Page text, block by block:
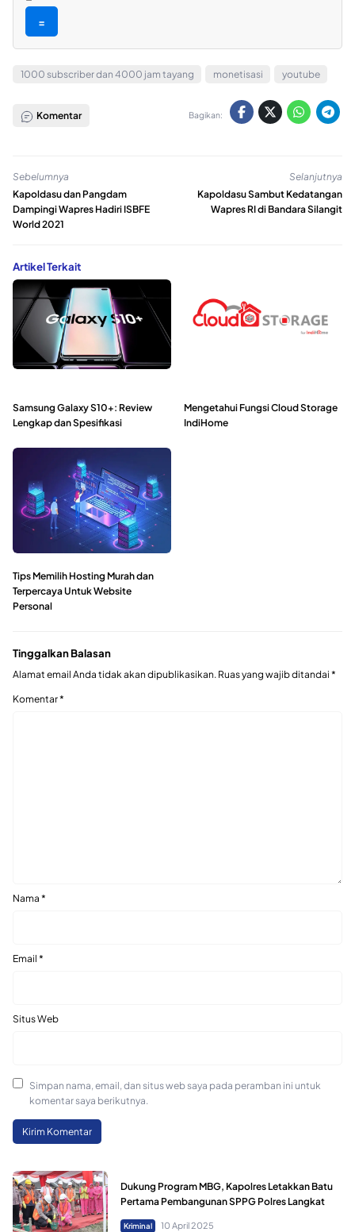
=
1000 subscriber dan 4000 jam tayang monetisasi youtube
Komentar Bagikan:
Sebelumnya
Kapoldasu dan Pangdam
Dampingi Wapres Hadiri ISBFE
World 2021
Selanjutnya
Kapoldasu Sambut Kedatangan
Wapres RI di Bandara Silangit
Artikel Terkait
Samsung Galaxy S10+: Review
Lengkap dan Spesifikasi
Mengetahui Fungsi Cloud Storage
IndiHome
Tips Memilih Hosting Murah dan
Terpercaya Untuk Website
Personal
Tinggalkan Balasan
Alamat email Anda tidak akan dipublikasikan. Ruas yang wajib ditandai *
Komentar*
Nama *
Email *
Situs Web
Simpan nama, email, dan situs web saya pada peramban ini untuk
komentar saya berikutnya.
Dukung Program MBG, Kapolres Letakkan Batu
Pertama Pembangunan SPPG Polres Langkat
Kriminal 10 April 2025